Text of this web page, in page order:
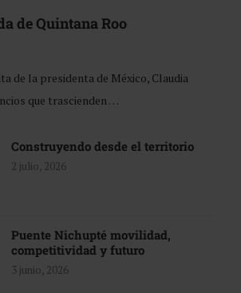
de Quintana Roo
de la presidenta de México, Claudia
que trascienden …
Construyendo desde el territorio
2 julio, 2026
Puente Nichupté movilidad,
competitividad y futuro
3 junio, 2026